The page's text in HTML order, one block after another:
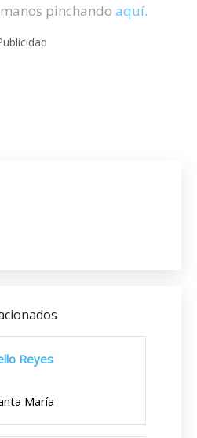
pinchando aquí.
Reyes
María